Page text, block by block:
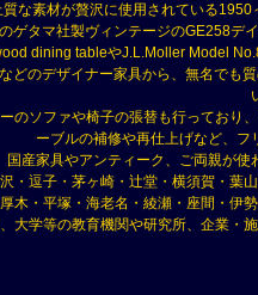
な素材が贅沢に使用されている
ゲタマ社製ヴィンテージのGE258
dining tableやJ.L.Moller Model
どのデザイナー家具から、無名でも
のソファや椅子の張替も行ってお
ーブルの補修や再仕上げなど、フ
国産家具やアンティーク、ご両親が使
・逗子・茅ヶ崎・辻堂・横須賀・葉
木・平塚・海老名・綾瀬・座間・伊
大学等の教育機関や研究所、企業・